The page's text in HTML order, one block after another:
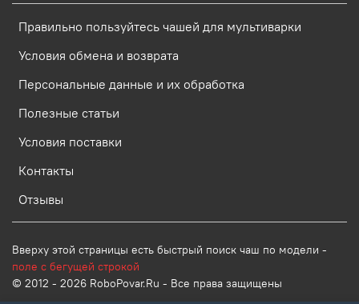
Правильно пользуйтесь чашей для мультиварки
Условия обмена и возврата
Персональные данные и их обработка
Полезные статьи
Условия поставки
Контакты
Отзывы
Вверху этой страницы есть быстрый поиск чаш по модели -
поле с бегущей строкой
© 2012 - 2026 RoboPovar.Ru - Все права защищены